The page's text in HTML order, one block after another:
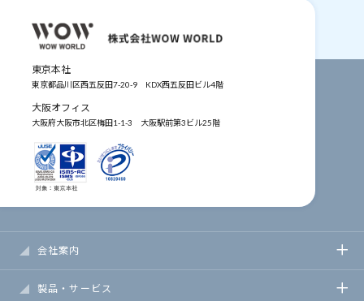
東京本社
東京都品川区西五反田7-20-9 KDX西五反田ビル4階
大阪オフィス
大阪府大阪市北区梅田1-1-3 大阪駅前第3ビル25階
会社案内
製品・サービス